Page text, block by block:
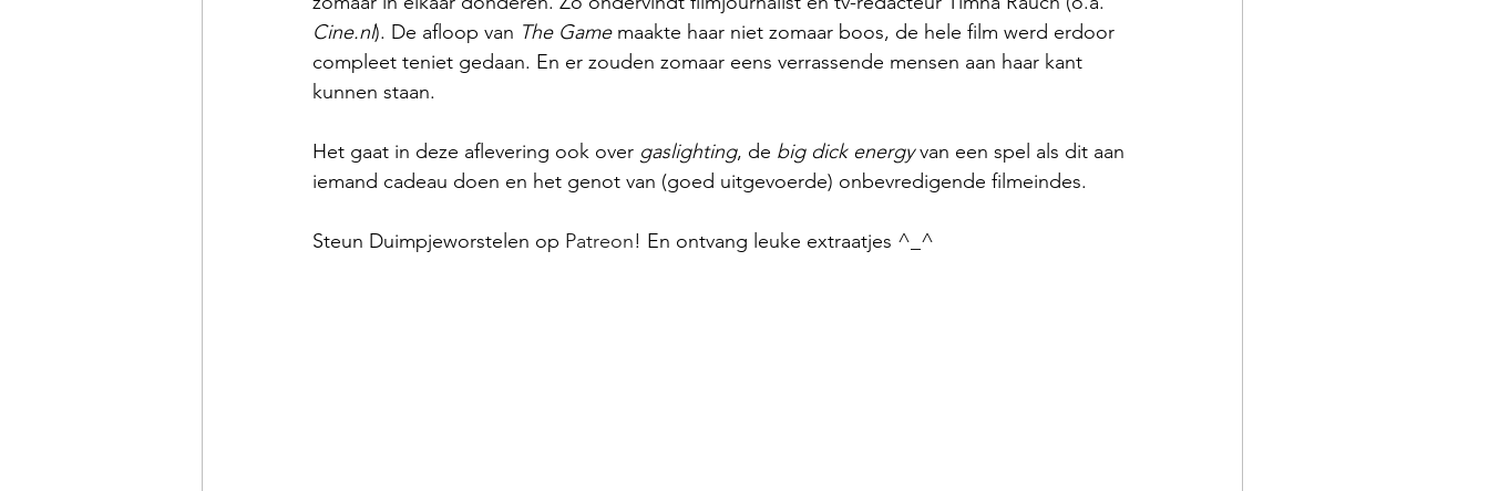
Cine.nl). De afloop van The Game maakte haar niet zomaar boos, de hele film werd erdoor
compleet teniet gedaan. En er zouden zomaar eens verrassende mensen aan haar kant
kunnen staan.
Het gaat in deze aflevering ook over gaslighting, de big dick energy van een spel als dit aan
iemand cadeau doen en het genot van (goed uitgevoerde) onbevredigende filmeindes.
Steun Duimpjeworstelen op Patreon! En ontvang leuke extraatjes ^_^